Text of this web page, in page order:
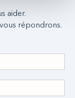
aider.
répondrons.